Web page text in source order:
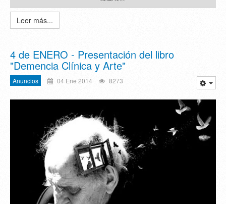
Leer más...
4 de ENERO - Presentación del libro
"Demencia Clínica y Arte"
Anuncios 04 Ene 2014 8273